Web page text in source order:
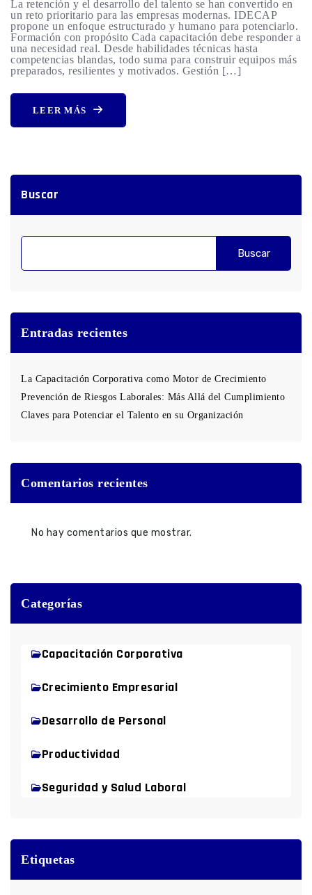
La retención y el desarrollo del talento se han convertido en
un reto prioritario para las empresas modernas. IDECAP
propone un enfoque estructurado y humano para potenciarlo.
Formación con propósito Cada capacitación debe responder a
una necesidad real. Desde habilidades técnicas hasta
competencias blandas, todo suma para construir equipos más
preparados, resilientes y motivados. Gestión […]
LEER MÁS
Buscar
Buscar
Entradas recientes
La Capacitación Corporativa como Motor de Crecimiento
Prevención de Riesgos Laborales: Más Allá del Cumplimiento
Claves para Potenciar el Talento en su Organización
Comentarios recientes
No hay comentarios que mostrar.
Categorías
Capacitación Corporativa
Crecimiento Empresarial
Desarrollo de Personal
Productividad
Seguridad y Salud Laboral
Etiquetas